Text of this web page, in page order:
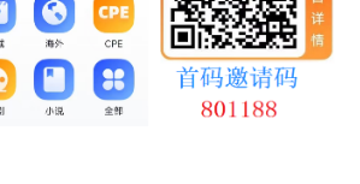
最新通知
项目介绍